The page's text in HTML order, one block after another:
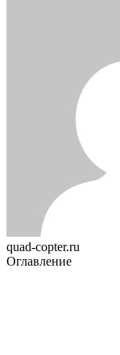
quad-copter.ru
Оглавление